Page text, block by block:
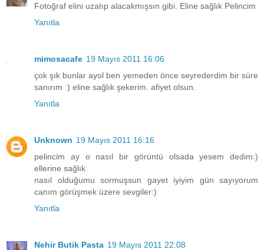
Fotoğraf elini uzatıp alacakmışsın gibi. Eline sağlık Pelincim
Yanıtla
mimosacafe 19 Mayıs 2011 16:06
çok şık bunlar ayol ben yemeden önce seyrederdim bir süre
sanırım :) eline sağlık şekerim. afiyet olsun.
Yanıtla
Unknown 19 Mayıs 2011 16:16
pelincim ay o nasıl bir görüntü olsada yesem dedim:)
ellerine sağlık
nasıl olduğumu sormuşsun gayet iyiyim gün sayıyorum
canım görüşmek üzere sevgiler:)
Yanıtla
Nehir Butik Pasta 19 Mayıs 2011 22:08